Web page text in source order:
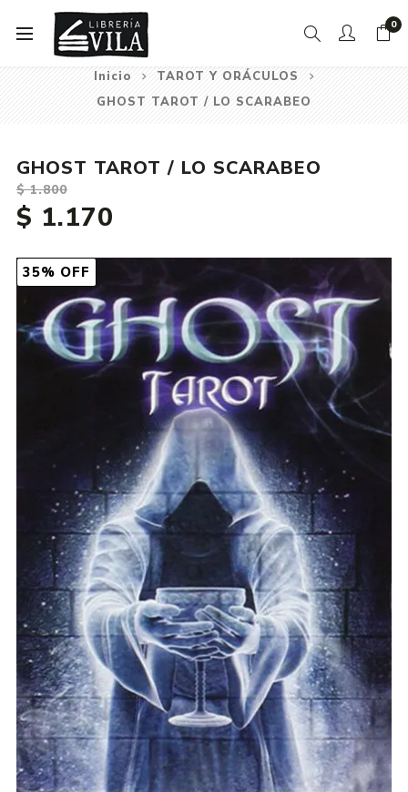
0
Inicio
TAROT Y ORÁCULOS
GHOST TAROT / LO SCARABEO
35% OFF
GHOST TAROT / LO SCARABEO
$ 1.800
$ 1.170